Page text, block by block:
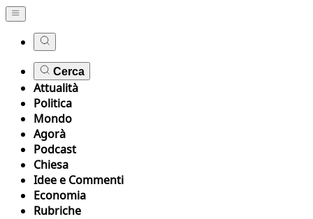
Cerca
Attualità
Politica
Mondo
Agorà
Podcast
Chiesa
Idee e Commenti
Economia
Rubriche